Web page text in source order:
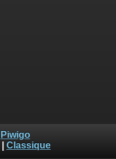
Piwigo
Classique